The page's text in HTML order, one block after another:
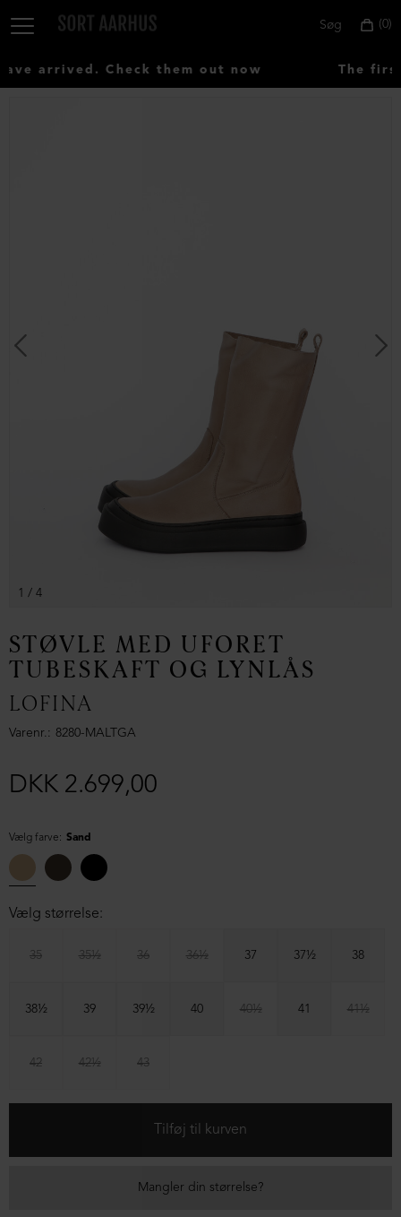
0
Søg
arrived. Check them out now The first
1 / 4
STØVLE MED UFORET
TUBESKAFT OG LYNLÅS
LOFINA
Varenr. 8280-MALTGA
DKK 2.699,00
Vælg farve: Sand
Vælg størrelse:
35 35½ 36 36½ 37 37½ 38
38½ 39 39½ 40 40½ 41 41½
42 42½ 43
Mangler din størrelse?